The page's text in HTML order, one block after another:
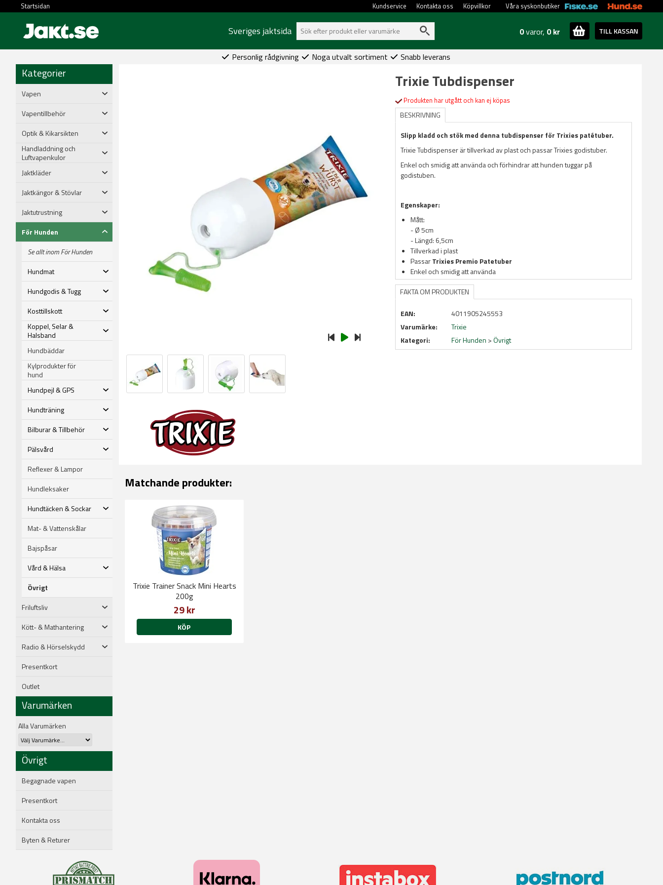
Startsidan Våra syskonbutiker
Köpvillkor
Kontakta oss
Kundservice
Sveriges jaktsida 0varor, 0 kr TILL KASSAN
Personlig rådgivning Noga utvalt sortiment Snabb leverans
Kategorier
Vapen
Vapentillbehör
Optik & Kikarsikten
Handladdning och
Luftvapenkulor
Jaktkläder
Jaktkängor & Stövlar
Jaktutrustning
För Hunden
Se allt inom För Hunden
Hundmat
Hundgodis & Tugg
Kosttillskott
Koppel, Selar &
Halsband
Hundbäddar
Kylprodukter för
hund
Hundpejl & GPS
Hundträning
Bilburar & Tillbehör
Pälsvård
Reflexer & Lampor
Hundleksaker
Hundtäcken & Sockar
Mat- & Vattenskålar
Bajspåsar
Vård & Hälsa
Övrigt
Friluftsliv
Kött- & Mathantering
Radio & Hörselskydd
Presentkort
Outlet
Varumärken
Alla Varumärken
Övrigt
Begagnade vapen
Presentkort
Kontakta oss
Byten & Returer
Trixie Tubdispenser
Produkten har utgått och kan ej köpas
BESKRIVNING
Slipp kladd och stök med denna tubdispenser för Trixies patétuber.
Trixie Tubdispenser är tillverkad av plast och passar Trixies godistuber.
Enkel och smidig att använda och förhindrar att hunden tuggar på
godistuben.
Egenskaper:
Mått:
- Ø 5cm
- Längd: 6,5cm
Tillverkad i plast
PassarTrixies Premio Patetuber
Enkel och smidig att använda
FAKTA OM PRODUKTEN
EAN:
4011905245553
Varumärke:
Trixie
Kategori:
För Hunden >Övrigt
Matchande produkter:
Trixie Trainer Snack Mini Hearts
200g
29 kr
KÖP